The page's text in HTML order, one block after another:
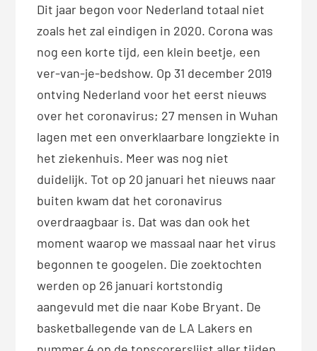
Dit jaar begon voor Nederland totaal niet
zoals het zal eindigen in 2020. Corona was
nog een korte tijd, een klein beetje, een
ver-van-je-bedshow. Op 31 december 2019
ontving Nederland voor het eerst nieuws
over het coronavirus; 27 mensen in Wuhan
lagen met een onverklaarbare longziekte in
het ziekenhuis. Meer was nog niet
duidelijk. Tot op 20 januari het nieuws naar
buiten kwam dat het coronavirus
overdraagbaar is. Dat was dan ook het
moment waarop we massaal naar het virus
begonnen te googelen. Die zoektochten
werden op 26 januari kortstondig
aangevuld met die naar Kobe Bryant. De
basketballegende van de LA Lakers en